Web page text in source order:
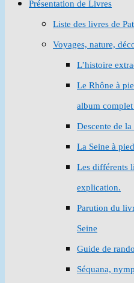
Présentation de Livres
Liste des livres de
Voyages, nature,
L’histoire
Le Rhône à
album
Descente de la
La Seine à
Les différents
explication.
Parution du
Seine
Guide de
Séquana,